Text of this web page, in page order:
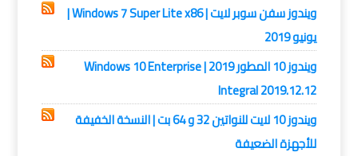
ويندوز سفن سوبر لايت | Windows 7 Super Lite x86 |
يونيو 2019
ويندوز 10 المطور 2019 | Windows 10 Enterprise
Integral 2019.12.12
ويندوز 10 لايت للنواتين 32 و 64 بت | النسخة الخفيفة
للأجهزة الضعيفة